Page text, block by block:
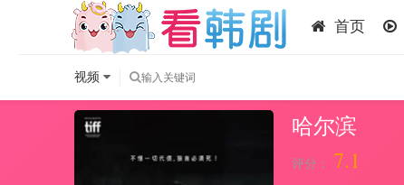
首页
视频
哈尔滨
评分： 7.1